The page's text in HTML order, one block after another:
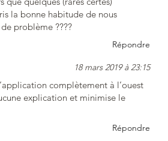
la bonne habitude de nous
problème ????
Répondre
18 mars 2019 à 23:15
complètement à l’ouest
explication et minimise le
Répondre